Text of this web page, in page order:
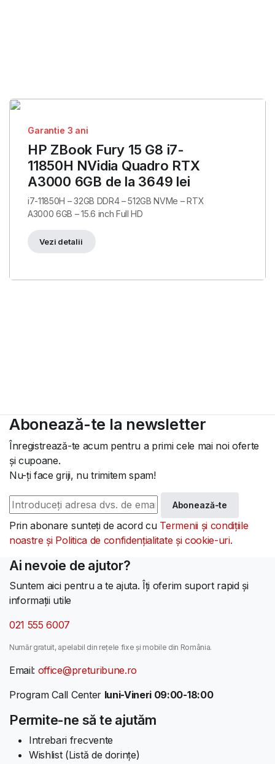
Garantie 3 ani
HP ZBook Fury 15 G8 i7-
11850H NVidia Quadro RTX
A3000 6GB de la 3649 lei
i7-11850H – 32GB DDR4 – 512GB NVMe – RTX
A3000 6GB – 15.6 inch Full HD
Vezi detalii
Abonează-te la newsletter
Înregistrează-te acum pentru a primi cele mai noi oferte
și cupoane.
Nu-ți face griji, nu trimitem spam!
Abonează-te
Prin abonare sunteți de acord cu Termenii și condițiile
noastre și Politica de confidențialitate și cookie-uri.
Ai nevoie de ajutor?
Suntem aici pentru a te ajuta. Îți oferim suport rapid și
informații utile
021 555 6007
Număr gratuit, apelabil din rețele fixe și mobile din România.
Email: office@preturibune.ro
Program Call Center luni-Vineri 09:00-18:00
Permite-ne să te ajutăm
Intrebari frecvente
Wishlist (Listă de dorințe)